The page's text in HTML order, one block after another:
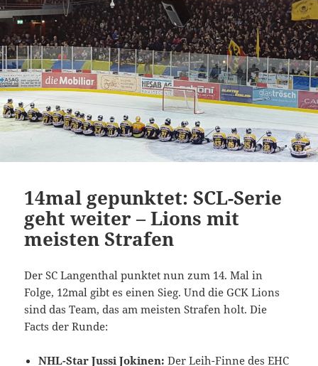
14mal gepunktet: SCL-Serie
geht weiter – Lions mit
meisten Strafen
Der SC Langenthal punktet nun zum 14. Mal in
Folge, 12mal gibt es einen Sieg. Und die GCK Lions
sind das Team, das am meisten Strafen holt. Die
Facts der Runde:
NHL-Star Jussi Jokinen: Der Leih-Finne des EHC